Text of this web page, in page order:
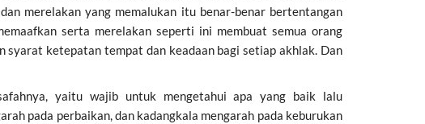
merelakan yang memalukan itu benar-benar bertentangan
serta merelakan seperti ini membuat semua orang
syarat ketepatan tempat dan keadaan bagi setiap akhlak. Dan
yaitu wajib untuk mengetahui apa yang baik lalu
pada perbaikan, dan kadangkala mengarah pada keburukan